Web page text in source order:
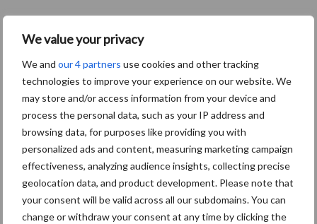
We value your privacy
We and our 4 partners use cookies and other tracking
technologies to improve your experience on our website. We
may store and/or access information from your device and
process the personal data, such as your IP address and
browsing data, for purposes like providing you with
personalized ads and content, measuring marketing campaign
effectiveness, analyzing audience insights, collecting precise
geolocation data, and product development. Please note that
your consent will be valid across all our subdomains. You can
change or withdraw your consent at any time by clicking the
toepassingen.
Het is sterk aan te raden deze eenvoudige adviezen op te volgen
om zo dit zeer efficiënte middel op Phytophthora te behouden
voor de lange termijn. Tegenwoordig verdwijnen er immers meer
middelen dan dat er nieuwe bijkomen.
Technische aspecten Zorvec
Enicade®